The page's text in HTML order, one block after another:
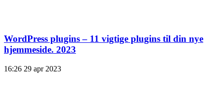
WordPress plugins – 11 vigtige plugins til din nye
hjemmeside. 2023
16:26 29 apr 2023